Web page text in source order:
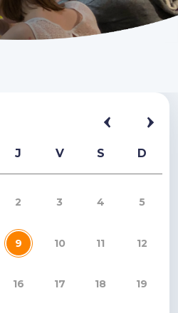
J V S D
2 3 4 5
9 10 11 12
16 17 18 19